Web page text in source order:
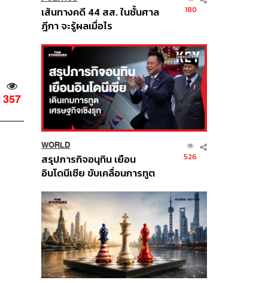
357
เส้นทางคดี 44 สส. ในชั้นศาล
ฎีกา จะรู้ผลเมื่อไร
180
WORLD
สรุปภารกิจอนุทิน เยือน
อินโดนีเซีย ขับเคลื่อนการทูต
ส่วนยุทธศาสตร์ไทย –
อินโดนีเซีย
526